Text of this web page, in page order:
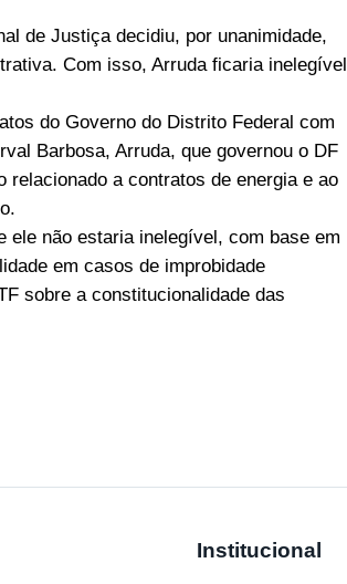
de Justiça decidiu, por unanimidade,
Com isso, Arruda ficaria inelegível
do Governo do Distrito Federal com
Barbosa, Arruda, que governou o DF
relacionado a contratos de energia e ao
ele não estaria inelegível, com base em
em casos de improbidade
sobre a constitucionalidade das
Institucional